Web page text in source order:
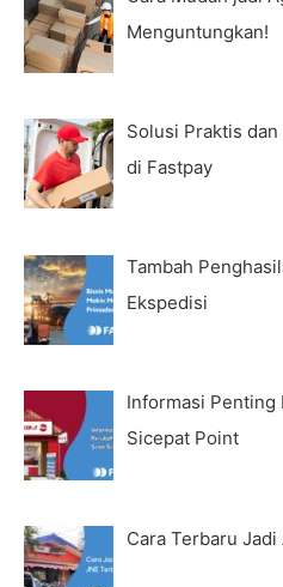
Menguntungkan!
Solusi Praktis
di Fastpay
Tambah
Ekspedisi
Informasi Penting
Sicepat Point
Cara Terbaru Jadi